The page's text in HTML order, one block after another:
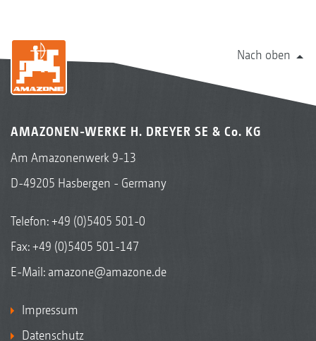
Nach oben
AMAZONEN-WERKE H. DREYER SE & Co. KG
Am Amazonenwerk 9-13
D-49205 Hasbergen - Germany
Telefon:+49 (0)5405 501-0
Fax: +49 (0)5405 501-147
E-Mail: amazone@amazone.de
Impressum
Datenschutz